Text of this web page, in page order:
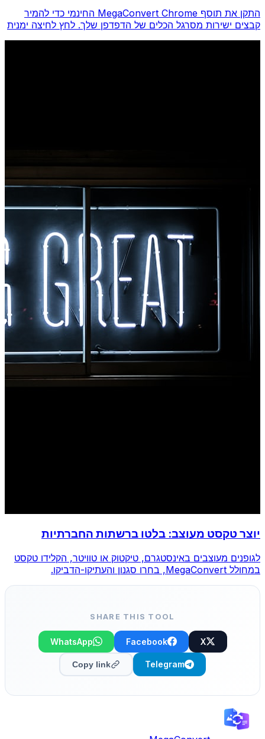
התקן את תוסף MegaConvert Chrome החינמי כדי להמיר
קבצים ישירות מסרגל הכלים של הדפדפן שלך. לחץ לחיצה ימנית
יוצר טקסט מעוצב: בלטו ברשתות החברתיות
לגופנים מעוצבים באינסטגרם, טיקטוק או טוויטר, הקלידו טקסט
במחולל MegaConvert, בחרו סגנון והעתיקו-הדביקו.
SHARE THIS TOOL
X
Facebook
WhatsApp
Telegram
Copy link